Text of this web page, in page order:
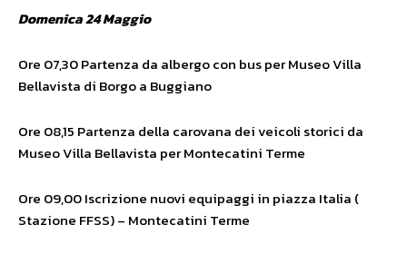
Domenica 24 Maggio
Ore 07,30 Partenza da albergo con bus per Museo Villa
Bellavista di Borgo a Buggiano
Ore 08,15 Partenza della carovana dei veicoli storici da
Museo Villa Bellavista per Montecatini Terme
Ore 09,00 Iscrizione nuovi equipaggi in piazza Italia (
Stazione FFSS) – Montecatini Terme